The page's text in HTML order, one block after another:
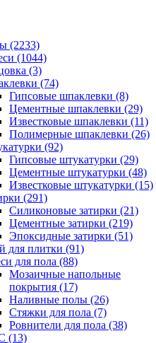
(2233)
(1044)
(3)
(74)
Гипсовые шпаклевки (8)
Цементные шпаклевки (29)
Известковые шпаклевки (11)
Полимерные шпаклевки (26)
(92)
Гипсовые штукатурки (29)
Цементные штукатурки (48)
Известковые штукатурки (15)
(291)
Силиконовые затирки (21)
Цементные затирки (219)
Эпоксидные затирки (51)
для плитки (91)
для пола (88)
Мозаичные напольные
покрытия (17)
Наливные полы (26)
Стяжки для пола (7)
Ровнители для пола (38)
(13)